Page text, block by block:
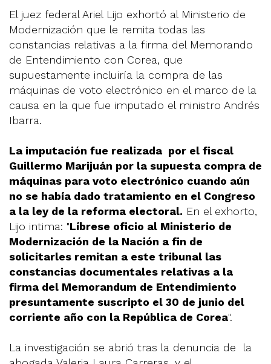
El juez federal Ariel Lijo exhortó al Ministerio de
Modernización que le remita todas las
constancias relativas a la firma del Memorando
de Entendimiento con Corea, que
supuestamente incluiría la compra de las
máquinas de voto electrónico en el marco de la
causa en la que fue imputado el ministro Andrés
Ibarra.
La imputación fue realizada por el fiscal
Guillermo Marijuán por la supuesta compra de
máquinas para voto electrónico cuando aún
no se había dado tratamiento en el Congreso
a la ley de la reforma electoral. En el exhorto,
Lijo intima: "Líbrese oficio al Ministerio de
Modernización de la Nación a fin de
solicitarles remitan a este tribunal las
constancias documentales relativas a la
firma del Memorandum de Entendimiento
presuntamente suscripto el 30 de junio del
corriente año con la República de Corea".
La investigación se abrió tras la denuncia de la